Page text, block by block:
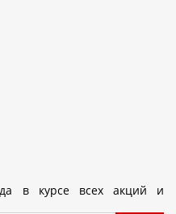
в курсе всех акций и